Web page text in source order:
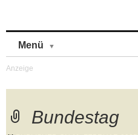
Menü
Bundestag